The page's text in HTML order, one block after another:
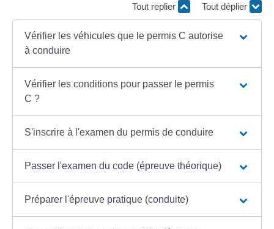
Tout replier Tout déplier
Vérifier les véhicules que le permis C autorise
à conduire
Vérifier les conditions pour passer le permis
C ?
S'inscrire à l'examen du permis de conduire
Passer l'examen du code (épreuve théorique)
Préparer l'épreuve pratique (conduite)